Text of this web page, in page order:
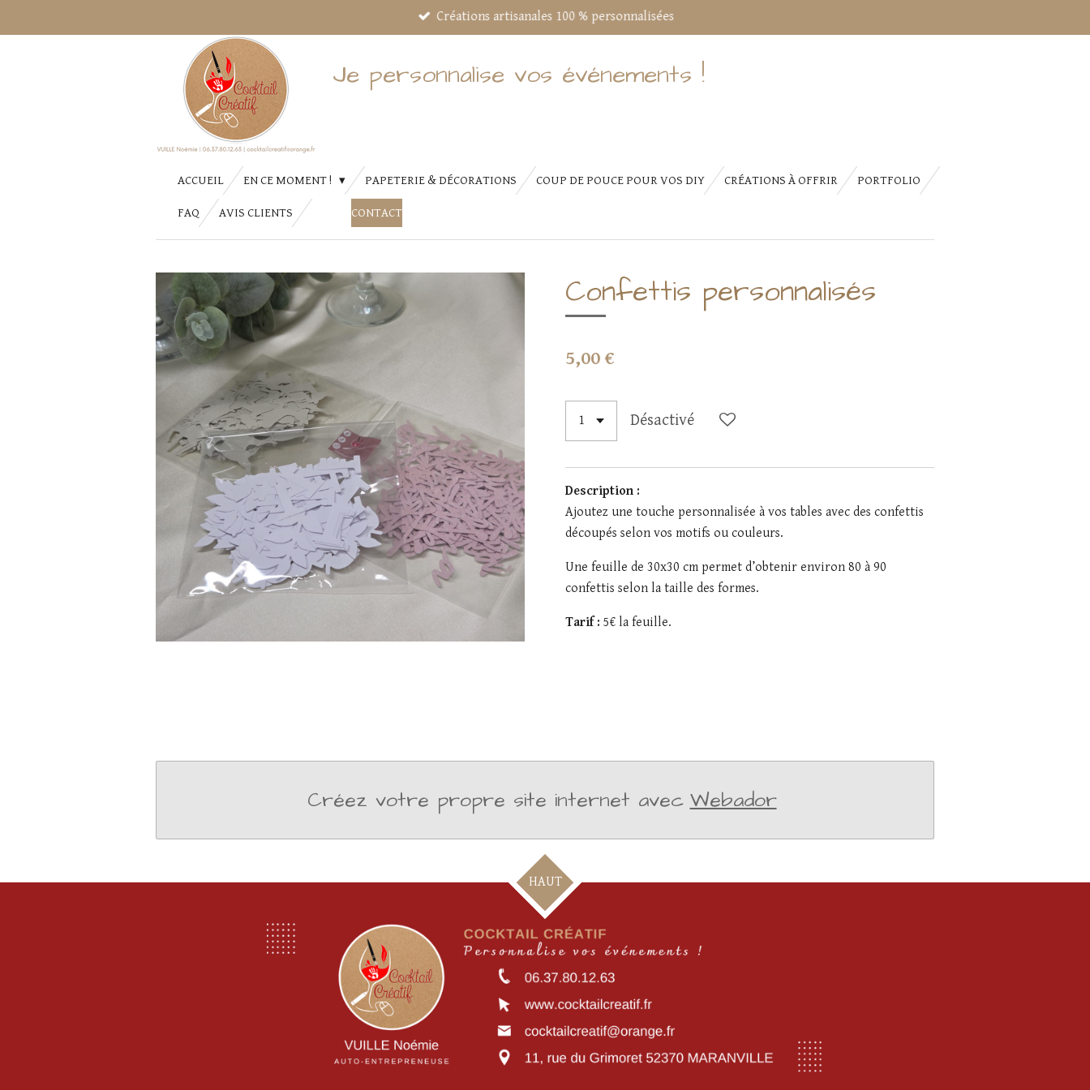
au
Créations artisanales 100 % personnalisées
Je personnalise vos événements !
ACCUEIL EN CE MOMENT ! PAPETERIE & DÉCORATIONS COUP DE POUCE POUR VOS DIY CRÉATIONS À OFFRIR PORTFOLIO
FAQ AVIS CLIENTS CONTACT
Confettis personnalisés
5,00 €
Désactivé
Description :
Ajoutez une touche personnalisée à vos tables avec des confettis
découpés selon vos motifs ou couleurs.
Une feuille de 30x30 cm permet d’obtenir environ 80 à 90
confettis selon la taille des formes.
Tarif : 5€ la feuille.
Créez votre propre site internet avec Webador
HAUT